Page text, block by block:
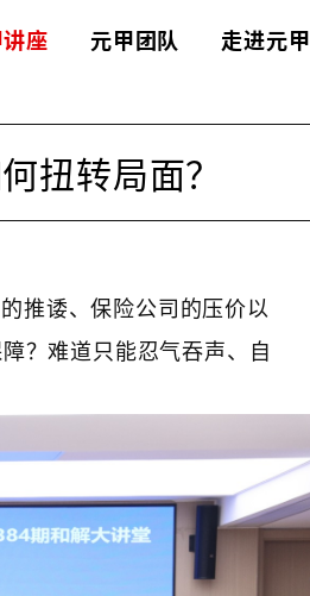
座 元甲团队 走进元甲
扭转局面？
推诿、保险公司的压价以
？难道只能忍气吞声、自